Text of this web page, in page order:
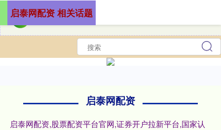
启泰网配资
启泰网配资,股票配资平台官网,证券开户拉新平台,国家认
启泰网配资 相关话题